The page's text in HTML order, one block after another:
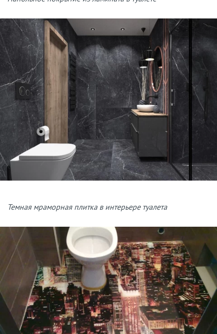
Темная мраморная плитка в интерьере туалета